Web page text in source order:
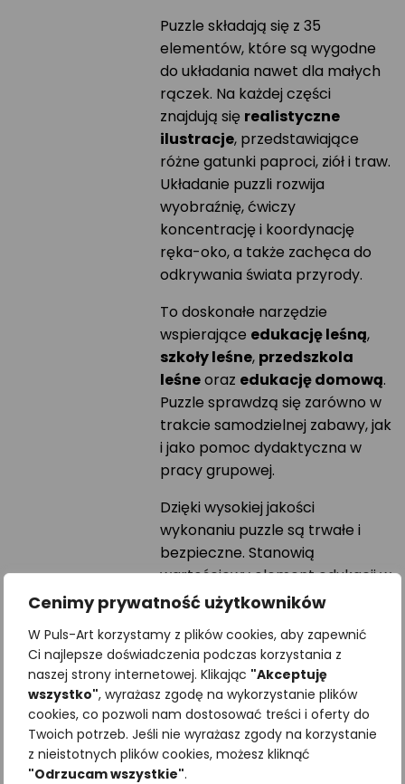
Cenimy prywatność użytkowników
W Puls-Art korzystamy z plików cookies, aby zapewnić
Ci najlepsze doświadczenia podczas korzystania z
naszej strony internetowej. Klikając "Akceptuję
wszystko", wyrażasz zgodę na wykorzystanie plików
cookies, co pozwoli nam dostosować treści i oferty do
Twoich potrzeb. Jeśli nie wyrażasz zgody na korzystanie
z nieistotnych plików cookies, możesz kliknąć
"Odrzucam wszystkie".
Puzzle składają się z 35
elementów, które są wygodne
do układania nawet dla małych
rączek. Na każdej części
znajdują się realistyczne
ilustracje, przedstawiające
różne gatunki paproci, ziół i traw.
Układanie puzzli rozwija
wyobraźnię, ćwiczy
koncentrację i koordynację
ręka-oko, a także zachęca do
odkrywania świata przyrody.
To doskonałe narzędzie
wspierające edukację leśną,
szkoły leśne, przedszkola
leśneoraz edukację domową.
Puzzle sprawdzą się zarówno w
trakcie samodzielnej zabawy, jak
i jako pomoc dydaktyczna w
pracy grupowej.
Dzięki wysokiej jakości
wykonaniu puzzle są trwałe i
bezpieczne. Stanowią
wartościowy element edukacji w
duchuMontessori.
Wymiary elementów zostały
zaprojektowane tak, aby były
wygodne dla dzieci, a całość
zapakowana jest w estetyczne
opakowanie, idealne na prezent.
Wymiary puzzli: